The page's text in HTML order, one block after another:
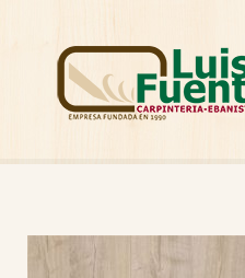
ARMARIOS DE MADERA
CASAS DE MADERA